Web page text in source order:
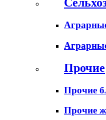
Прочие
Прочие
Прочие